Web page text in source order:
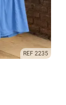
REF 2235